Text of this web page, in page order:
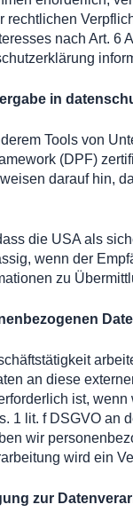
rechtlichen
nach Art.
in
Tools von
(DPF)
darauf hin,
die USA als
wenn der
zu
an diese
ist,
1 lit. f DSGVO
wir
wird ein
zur